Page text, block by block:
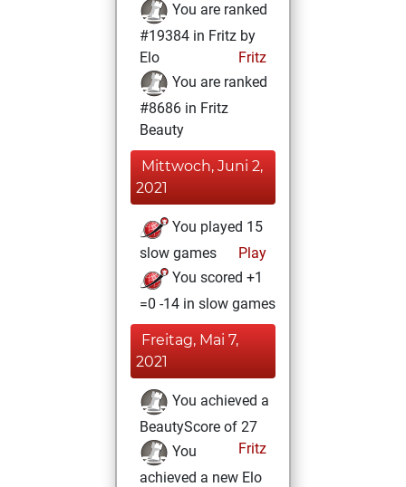
You are ranked
#19384 in Fritz by
Elo
Fritz
You are ranked
#8686 in Fritz
Beauty
Mittwoch, Juni 2,
2021
You played 15
slow games
Play
You scored +1
=0 -14 in slow games
Freitag, Mai 7,
2021
You achieved a
BeautyScore of 27
Fritz
You
achieved a new Elo